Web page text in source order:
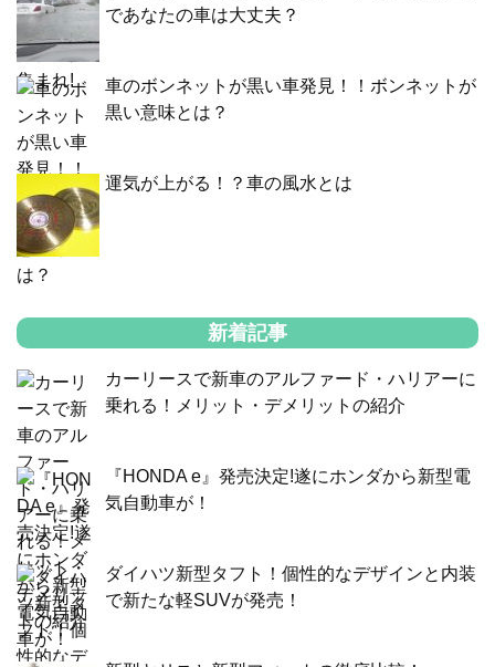
であなたの車は大丈夫？
車のボンネットが黒い車発見！！ボンネットが
黒い意味とは？
運気が上がる！？車の風水とは
新着記事
カーリースで新車のアルファード・ハリアーに
乗れる！メリット・デメリットの紹介
『HONDA e』発売決定!遂にホンダから新型電
気自動車が！
ダイハツ新型タフト！個性的なデザインと内装
で新たな軽SUVが発売！